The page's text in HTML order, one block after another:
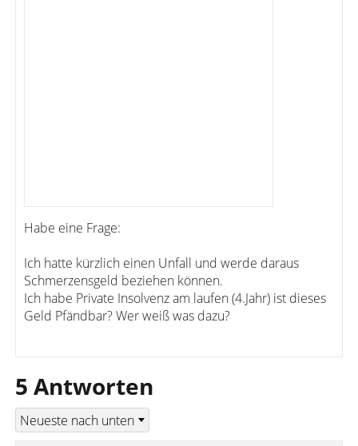
Habe eine Frage:
Ich hatte kürzlich einen Unfall und werde daraus
Schmerzensgeld beziehen können.
Ich habe Private Insolvenz am laufen (4.Jahr) ist dieses
Geld Pfändbar? Wer weiß was dazu?
5 Antworten